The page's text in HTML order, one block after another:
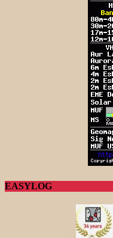
EASYLOG